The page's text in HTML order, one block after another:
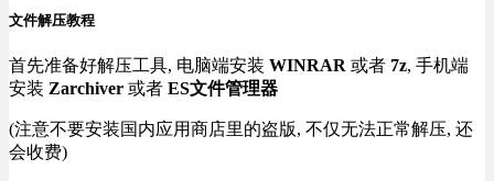
文件解压教程
首先准备好解压工具, 电脑端安装 WINRAR 或者 7z, 手机端
安装 Zarchiver 或者 ES文件管理器
(注意不要安装国内应用商店里的盗版, 不仅无法正常解压, 还
会收费)